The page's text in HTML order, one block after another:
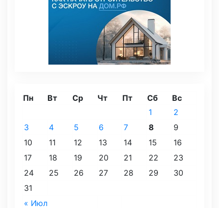
Пн Вт Ср Чт Пт Сб Вс
« Июл
1
2
3
4 5 6 7 8
9
10
11 12 13 14 15
16
17
18 19 20 21 22
23
24
25 26 27 28 29
30
31